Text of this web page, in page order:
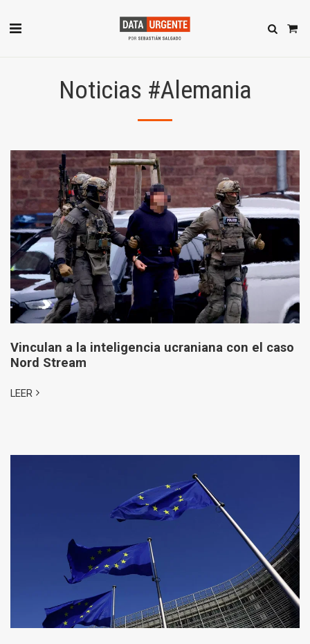
Noticias #Alemania
Vinculan a la inteligencia ucraniana con el caso
Nord Stream
LEER